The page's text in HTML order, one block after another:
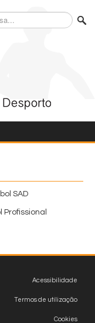
SAD
Acessibilidade
Termos de utilização
Cookies